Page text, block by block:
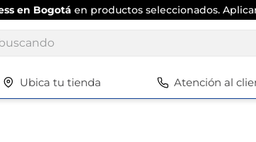
en Bogotá en productos seleccionados.
Ubica tu tienda Atención al
más buscados